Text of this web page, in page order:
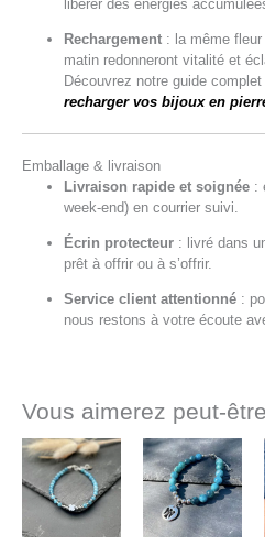
libérer des énergies
Rechargement : la même
matin redonneront vitalité et
Découvrez notre guide
recharger vos bijoux en
Emballage & livraison
Livraison rapide et soignée :
week-end) en courrier suivi.
Écrin protecteur : livré dans
prêt à offrir ou à s’offrir.
Service client attentionné :
nous restons à votre écoute
Vous aimerez peut-